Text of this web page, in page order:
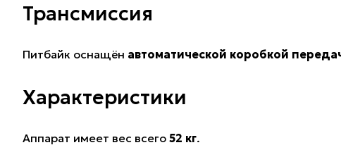
Трансмиссия
Питбайк оснащён автоматической коробкой
Характеристики
Аппарат имеет вес всего 52 кг.